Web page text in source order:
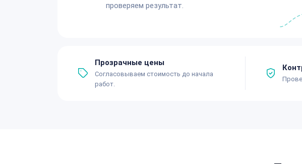
проверяем результат.
Прозрачные цены
Согласовываем стоимость до начала
работ.